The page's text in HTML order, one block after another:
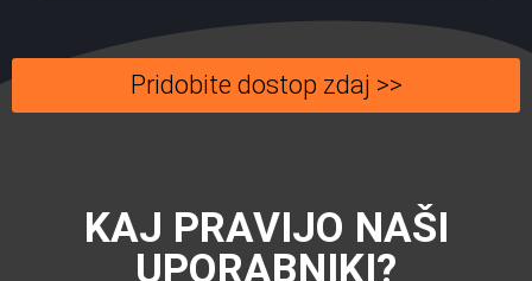
Pridobite dostop zdaj >>
KAJ PRAVIJO NAŠI
UPORABNIKI?